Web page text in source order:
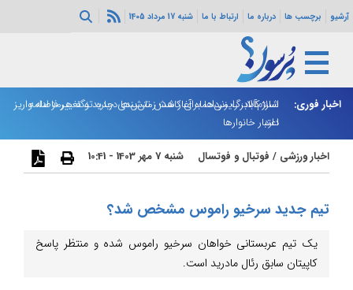
آرشیو برچسب ها درباره ما ارتباط با ما شنبه 17 مرداد 1405
اخبار فوری:
اسلام‌آباد: رایزنی‌ها برای کاهش تنش‌ها درباره تنگه هرمز ادامه
دارد
شارژ کالابرگ مردادماه آغاز شد؛ زمان‌بندی جدید و تغییر فاصله واریز
اعتبار خانوارها
اخبار ورزشی / فوتبال و فوتسال شنبه 7 مهر 1403 - 10:41
تیم جدید سرخیو راموس مشخص شد؟
یک تیم عربستانی خواهان سرخیو راموس شده و منتظر پاسخ
کاپیتان سابق رئال مادرید است.